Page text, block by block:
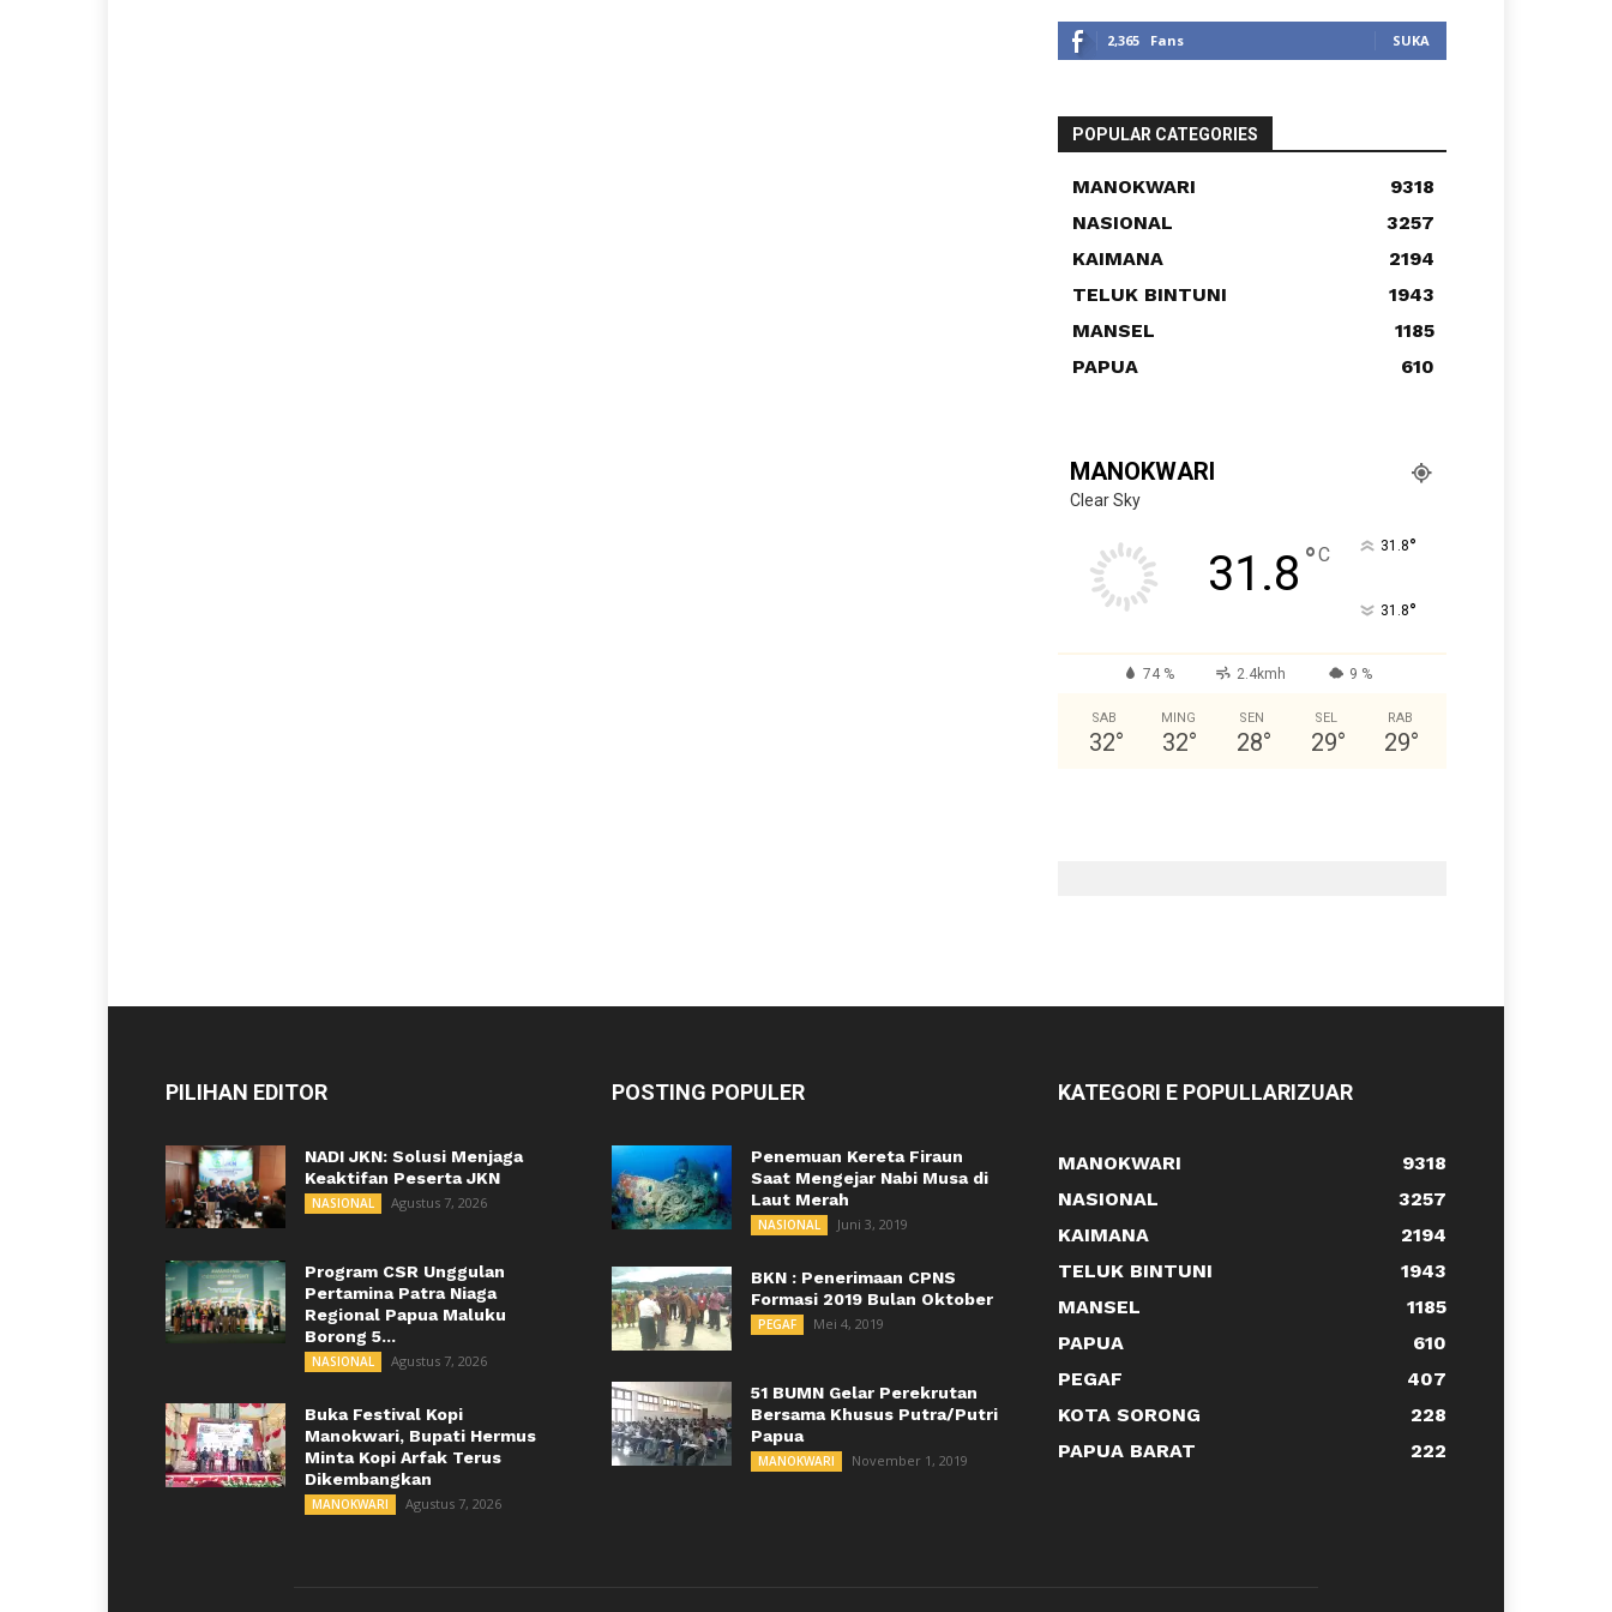
2,365 Fans SUKA
POPULAR CATEGORIES
MANOKWARI
9318
NASIONAL
3257
KAIMANA
2194
TELUK BINTUNI
1943
MANSEL
1185
PAPUA
610
MANOKWARI
Clear Sky
31.8 °C 31.8°
31.8°
74 % 2.4kmh 9 %
SAB
32°
MING
32°
SEN
28°
SEL
29°
RAB
29°
PILIHAN EDITOR
NADI JKN: Solusi Menjaga
Keaktifan Peserta JKN
NASIONAL Agustus 7, 2026
Program CSR Unggulan
Pertamina Patra Niaga
Regional Papua Maluku
Borong 5...
NASIONAL Agustus 7, 2026
Buka Festival Kopi
Manokwari, Bupati Hermus
Minta Kopi Arfak Terus
Dikembangkan
MANOKWARI Agustus 7, 2026
POSTING POPULER
Penemuan Kereta Firaun
Saat Mengejar Nabi Musa di
Laut Merah
NASIONAL Juni 3, 2019
BKN : Penerimaan CPNS
Formasi 2019 Bulan Oktober
PEGAF Mei 4, 2019
51 BUMN Gelar Perekrutan
Bersama Khusus Putra/Putri
Papua
MANOKWARI November 1, 2019
KATEGORI E POPULLARIZUAR
MANOKWARI
9318
NASIONAL
3257
KAIMANA
2194
TELUK BINTUNI
1943
MANSEL
1185
PAPUA
610
PEGAF
407
KOTA SORONG
228
PAPUA BARAT
222